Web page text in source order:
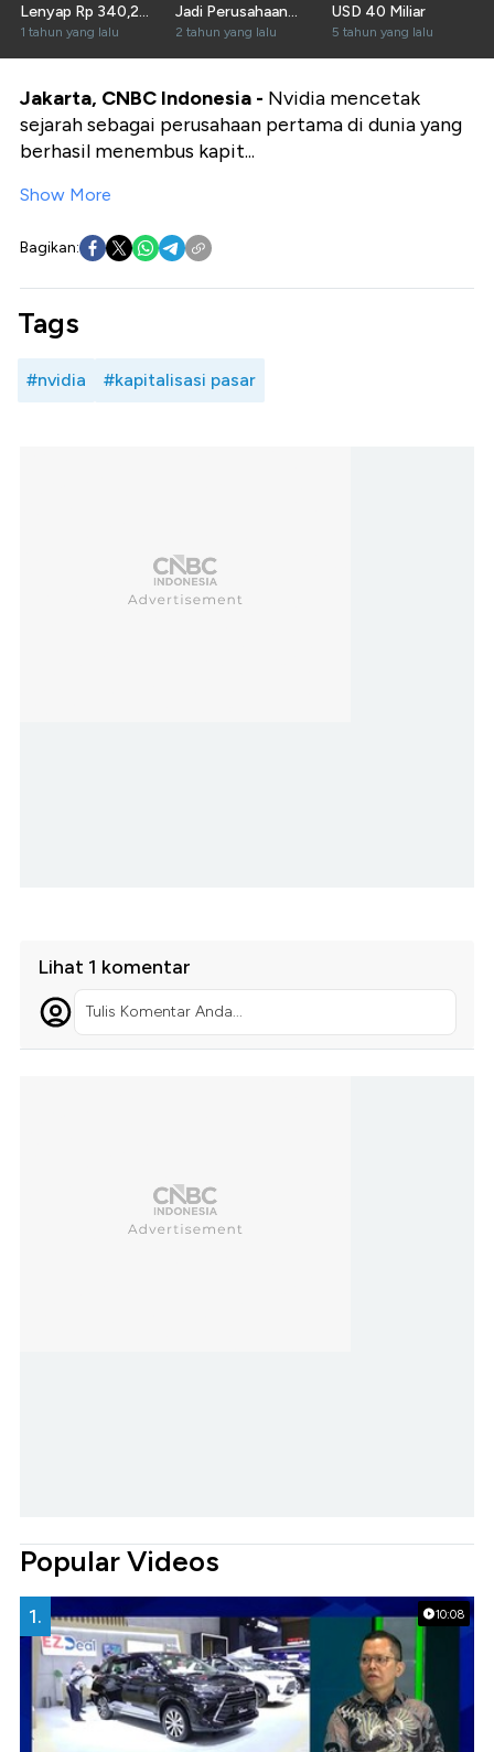
Lenyap Rp 340,2
Triliun!
1 tahun yang lalu
Jadi Perusahaan
Terbesar Dunia
2 tahun yang lalu
USD 40 Miliar
5 tahun yang lalu
Jakarta, CNBC Indonesia - Nvidia mencetak
sejarah sebagai perusahaan pertama di dunia yang
berhasil menembus kapit...
Show More
Bagikan:
Tags
#nvidia #kapitalisasi pasar
Lihat 1 komentar
Tulis Komentar Anda...
Popular Videos
10:08
1.